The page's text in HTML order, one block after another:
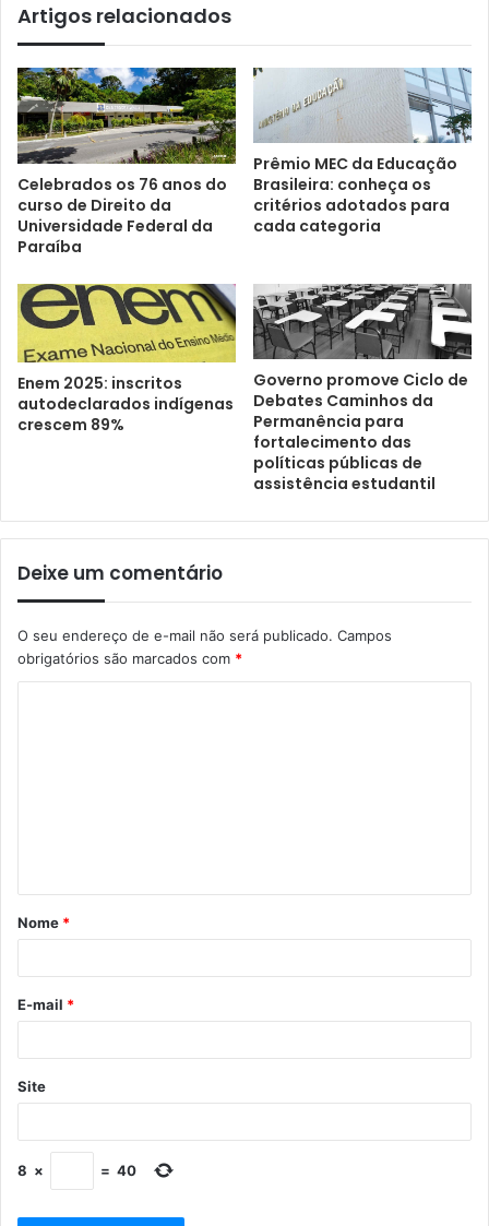
Artigos relacionados
Celebrados os 76 anos do
curso de Direito da
Universidade Federal da
Paraíba
Prêmio MEC da Educação
Brasileira: conheça os
critérios adotados para
cada categoria
Enem 2025: inscritos
autodeclarados indígenas
crescem 89%
Governo promove Ciclo de
Debates Caminhos da
Permanência para
fortalecimento das
políticas públicas de
assistência estudantil
Deixe um comentário
O seu endereço de e-mail não será publicado. Campos
obrigatórios são marcados com *
Nome *
E-mail *
Site
8 × = 40